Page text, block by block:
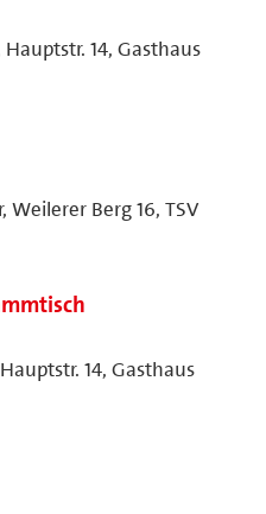
14, Gasthaus
Weilerer Berg 16, TSV
14, Gasthaus